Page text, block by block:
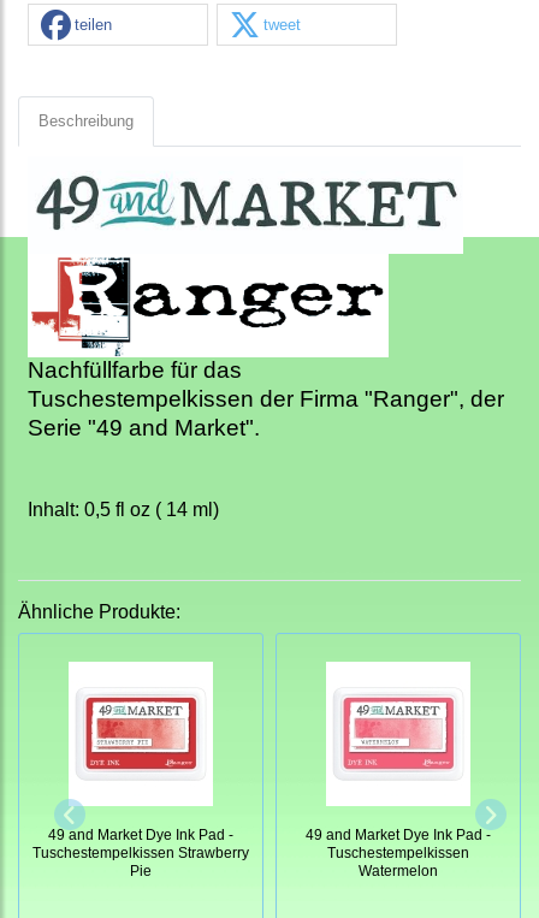
teilen tweet
Beschreibung
Nachfüllfarbe für das
Tuschestempelkissen der Firma "Ranger", der
Serie "49 and Market".
Inhalt: 0,5 fl oz ( 14 ml)
Ähnliche Produkte:
49 and Market Dye Ink Pad -
Tuschestempelkissen Strawberry
Pie
49 and Market Dye Ink Pad -
Tuschestempelkissen
Watermelon